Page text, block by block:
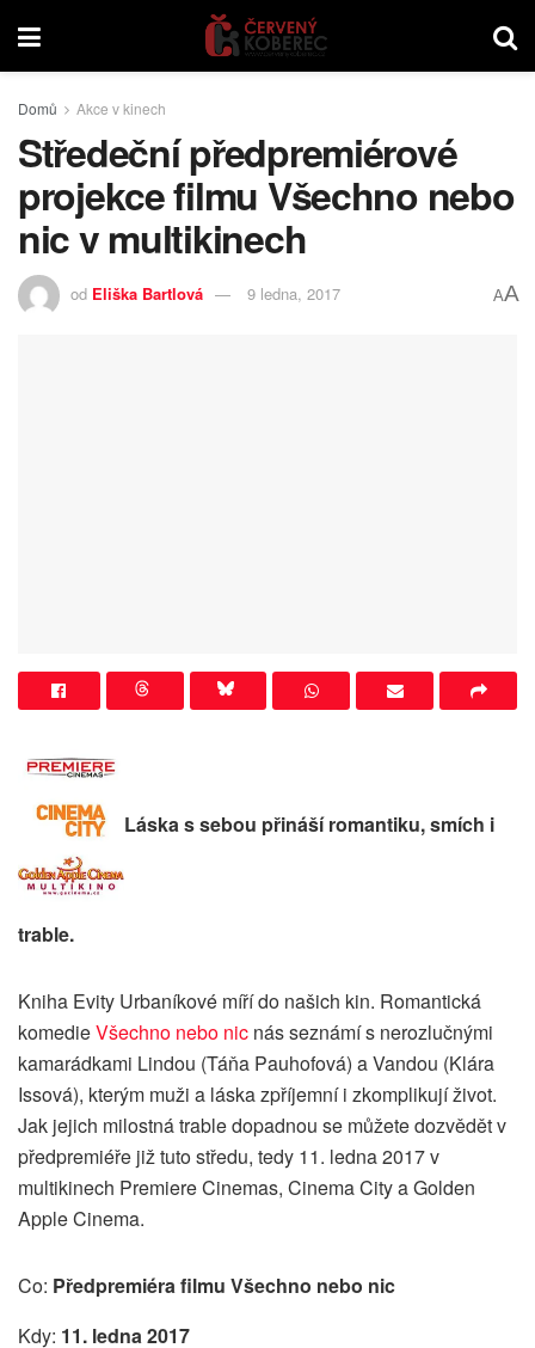
Domů Akce v kinech
Středeční předpremiérové
projekce filmu Všechno nebo
nic v multikinech
od Eliška Bartlová 9 ledna, 2017 AA
Láska s sebou přináší romantiku, smích i
trable.
Kniha Evity Urbaníkové míří do našich kin. Romantická
komedieVšechno nebo nic nás seznámí s nerozlučnými
kamarádkami Lindou (Táňa Pauhofová) a Vandou (Klára
Issová), kterým muži a láska zpříjemní i zkomplikují život.
Jak jejich milostná trable dopadnou se můžete dozvědět v
předpremiéře již tuto středu, tedy 11. ledna 2017 v
multikinech Premiere Cinemas, Cinema City a Golden
Apple Cinema.
Co: Předpremiéra filmu Všechno nebo nic
Kdy: 11. ledna 2017